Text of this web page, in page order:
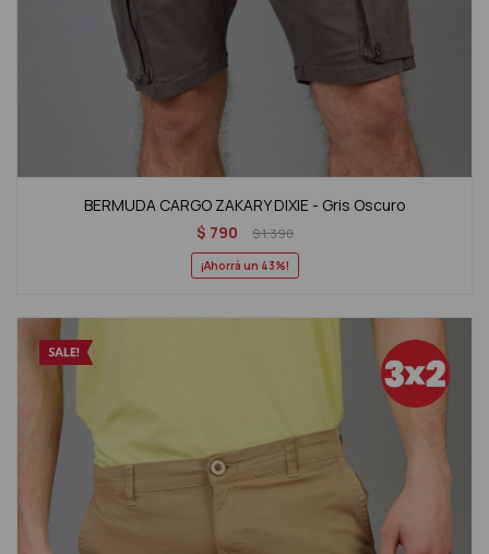
BERMUDA CARGO ZAKARY DIXIE - Gris Oscuro
$ 790 $1.390
43